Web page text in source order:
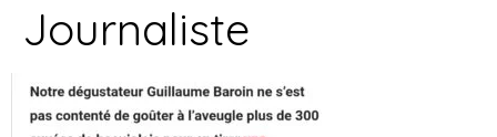
Journaliste